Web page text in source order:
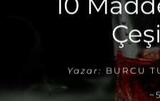
Yazar: BURCU